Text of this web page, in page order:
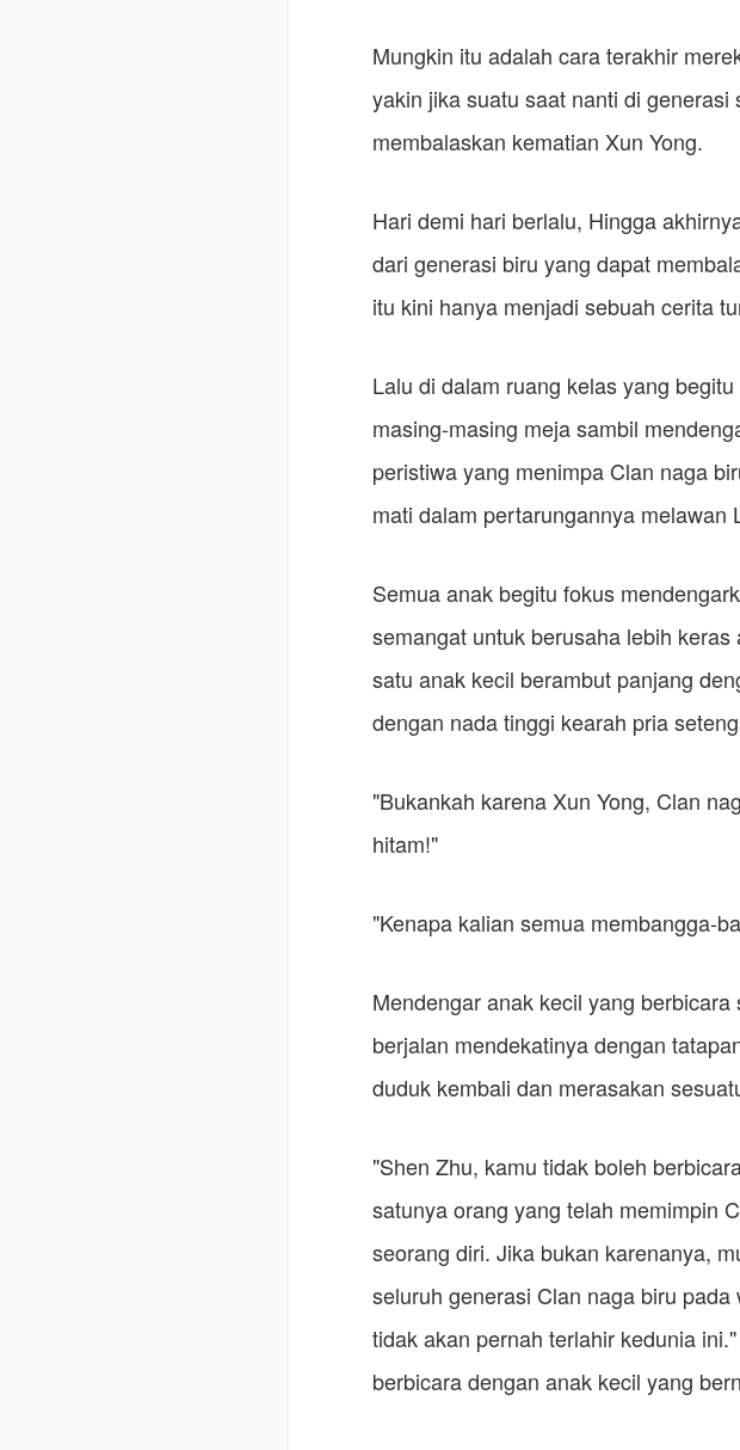
Mungkin itu adalah cara terakhir
yakin jika suatu saat nanti di
membalaskan kematian Xun Yong.
Hari demi hari berlalu, Hingga
dari generasi biru yang dapat
itu kini hanya menjadi sebuah cerita
Lalu di dalam ruang kelas yang
masing-masing meja sambil
peristiwa yang menimpa Clan naga
mati dalam pertarungannya melawan
Semua anak begitu fokus
semangat untuk berusaha lebih
satu anak kecil berambut panjang
dengan nada tinggi kearah pria
"Bukankah karena Xun Yong, Clan
hitam!"
"Kenapa kalian semua membangga-
Mendengar anak kecil yang
berjalan mendekatinya dengan
duduk kembali dan merasakan
"Shen Zhu, kamu tidak boleh
satunya orang yang telah memimpin
seorang diri. Jika bukan karenanya,
seluruh generasi Clan naga biru
tidak akan pernah terlahir kedunia
berbicara dengan anak kecil yang